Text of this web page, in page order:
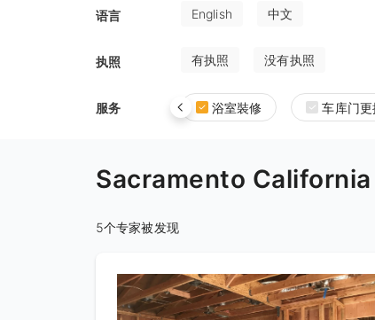
语言 English 中文
执照 有执照 没有执照
服务 浴室裝修 车库门更
Sacramento California
5个专家被发现